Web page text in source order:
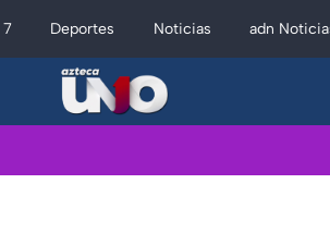
7 Deportes Noticias adn